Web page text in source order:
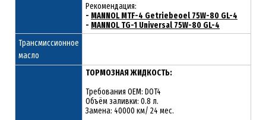
Рекомендация:
- MANNOL MTF-4 Getriebeoel 75W-80 GL-4
- MANNOL TG-1 Universal 75W-80 GL-4
Трансмиссионное
масло
ТОРМОЗНАЯ ЖИДКОСТЬ:
Требования OEM: DOT4
Объём заливки: 0.8 л.
Замена: 40000 км/ 24 мес.